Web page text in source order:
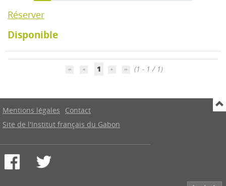
Réserver
Disponible
1 (1 - 1 / 1)
Mentions légales
Contact
Site de l'Institut français du Gabon